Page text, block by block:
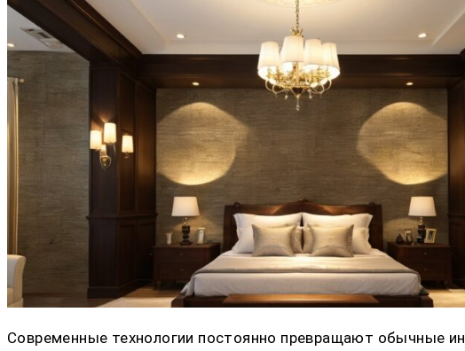
Современные технологии постоянно превращают обычные